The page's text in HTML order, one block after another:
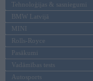
Tehnoloģijas & sasniegumi
BMW Latvijā
MINI
Rolls-Royce
Pasākumi
Vadāmības tests
Autosports